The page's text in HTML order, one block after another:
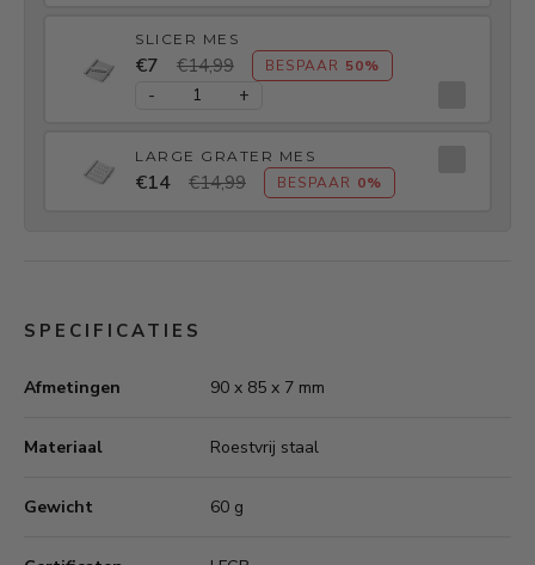
SLICER MES
€7 €14,99 BESPAAR 50%
- +
LARGE GRATER MES
€14 €14,99 BESPAAR 0%
SPECIFICATIES
Afmetingen 90 x 85 x 7 mm
Materiaal Roestvrij staal
Gewicht 60 g